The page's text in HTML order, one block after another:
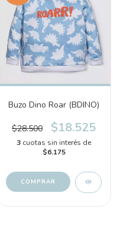
Buzo Dino Roar (BDINO)
$28.500 $18.525
3 cuotas sin interés de
$6.175
COMPRAR